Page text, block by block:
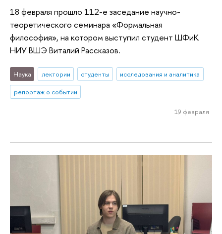
18 февраля прошло 112-е заседание научно-
теоретического семинара «Формальная
философия», на котором выступил студент ШФиК
НИУ ВШЭ Виталий Рассказов.
Наука лектории студенты
исследования и аналитика
репортаж о событии
19 февраля